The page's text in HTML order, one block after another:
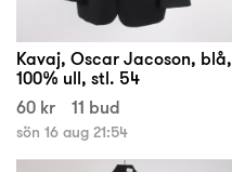
Kavaj, Oscar Jacoson, blå,
100% ull, stl. 54
60 kr
11 bud
sön 16 aug 21:54